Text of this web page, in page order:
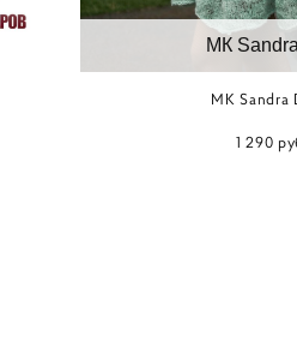
МК
MK Sandra
1 290